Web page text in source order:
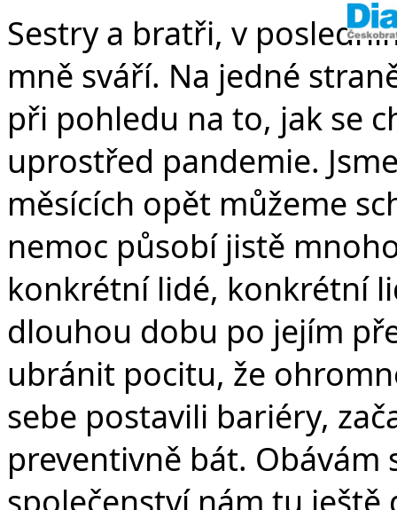
Sestry a bratři, v
mně sváří. Na jedné
při pohledu na to, jak se
uprostřed pandemie.
měsících opět můžeme
nemoc působí jistě
konkrétní lidé, konkrétní
dlouhou dobu po jejím
ubránit pocitu, že
sebe postavili bariéry,
preventivně bát. Obávám
společenství nám tu ještě